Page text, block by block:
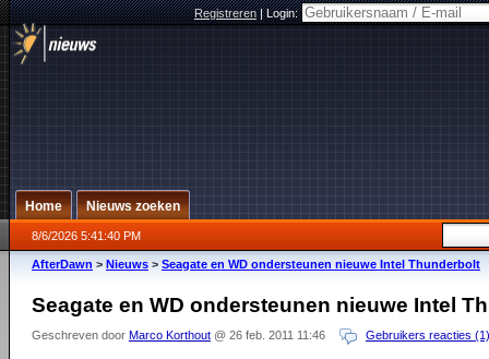
Registreren|Login:
Home Nieuws zoeken
8/6/2026 5:41:40 PM
AfterDawn > Nieuws > Seagate en WD ondersteunen nieuwe Intel Thunderbolt
Seagate en WD ondersteunen nieuwe Intel
Geschreven door Marco Korthout @ 26 feb. 2011 11:46 Gebruikers reacties (1)